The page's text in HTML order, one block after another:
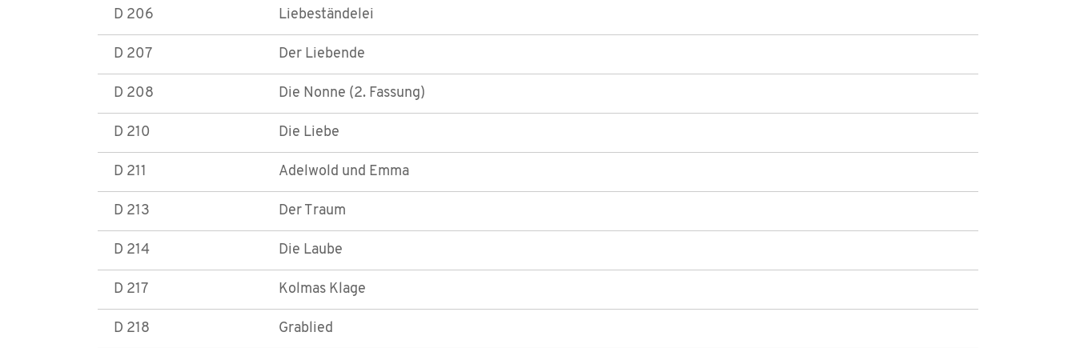
D 206 Liebeständelei
D 207 Der Liebende
D 208 Die Nonne (2. Fassung)
D 210 Die Liebe
D 211 Adelwold und Emma
D 213 Der Traum
D 214 Die Laube
D 217 Kolmas Klage
D 218 Grablied